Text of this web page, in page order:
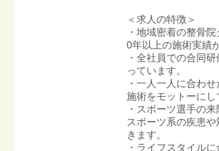
＜求人の特徴＞
・地域密着の整骨
0年以上の施術実績
・全社員での合同
っています。
・一人一人に合わ
施術をモットーにし
・スポーツ選手の来
スポーツ系の疾患
きます。
・ライフスタイル